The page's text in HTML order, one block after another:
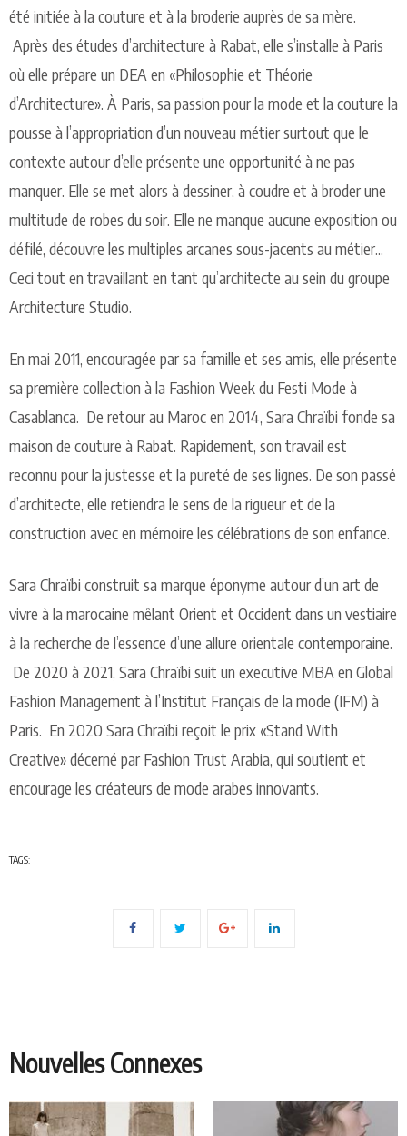
été initiée à la couture et à la broderie auprès de sa mère.
Après des études d’architecture à Rabat, elle s’installe à Paris
où elle prépare un DEA en «Philosophie et Théorie
d’Architecture». À Paris, sa passion pour la mode et la couture la
pousse à l’appropriation d’un nouveau métier surtout que le
contexte autour d’elle présente une opportunité à ne pas
manquer. Elle se met alors à dessiner, à coudre et à broder une
multitude de robes du soir. Elle ne manque aucune exposition ou
défilé, découvre les multiples arcanes sous-jacents au métier...
Ceci tout en travaillant en tant qu’architecte au sein du groupe
Architecture Studio.
En mai 2011, encouragée par sa famille et ses amis, elle présente
sa première collection à la Fashion Week du Festi Mode à
Casablanca. De retour au Maroc en 2014, Sara Chraïbi fonde sa
maison de couture à Rabat. Rapidement, son travail est
reconnu pour la justesse et la pureté de ses lignes. De son passé
d’architecte, elle retiendra le sens de la rigueur et de la
construction avec en mémoire les célébrations de son enfance.
Sara Chraïbi construit sa marque éponyme autour d’un art de
vivre à la marocaine mêlant Orient et Occident dans un vestiaire
à la recherche de l’essence d’une allure orientale contemporaine.
De 2020 à 2021, Sara Chraïbi suit un executive MBA en Global
Fashion Management à l’Institut Français de la mode (IFM) à
Paris. En 2020 Sara Chraïbi reçoit le prix «Stand With
Creative» décerné par Fashion Trust Arabia, qui soutient et
encourage les créateurs de mode arabes innovants.
TAGS:
Nouvelles Connexes